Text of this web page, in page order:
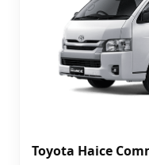
Toyota Haice